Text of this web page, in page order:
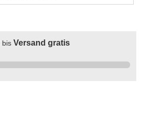
bis Versand gratis